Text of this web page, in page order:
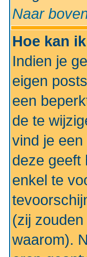
Naar
Hoe kan
Indien je
eigen
een
de te
vind je
deze geeft
enkel te
(zij
waarom).